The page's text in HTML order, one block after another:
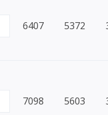
6407 5372
7098 5603